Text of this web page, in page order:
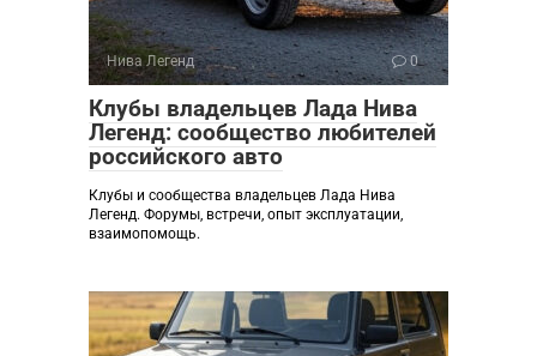
Нива Легенд 0
Клубы владельцев Лада Нива
Легенд: сообщество любителей
российского авто
Клубы и сообщества владельцев Лада Нива
Легенд. Форумы, встречи, опыт эксплуатации,
взаимопомощь.